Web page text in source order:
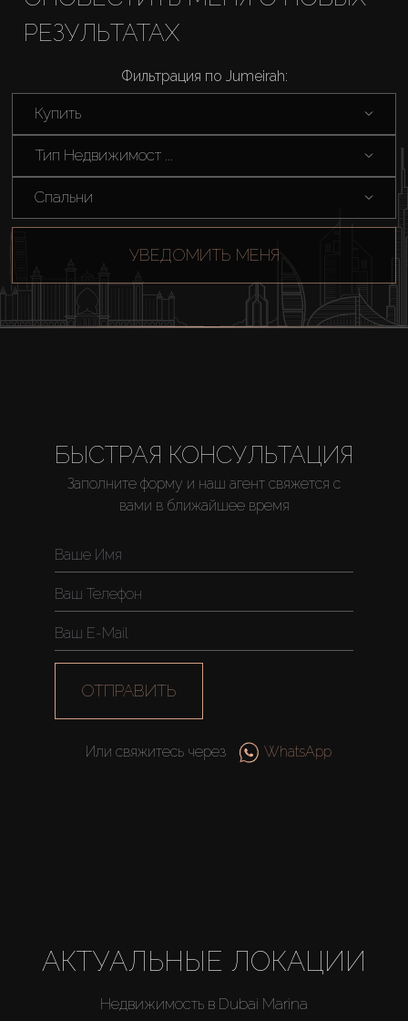
Аренда
Новостройки
AX Journal
Агенты
РЕЗУЛЬТАТАХ
Фильтрация по Jumeirah:
Купить
Тип Недвижимост ...
Спальни
УВЕДОМИТЬ МЕНЯ
БЫСТРАЯ КОНСУЛЬТАЦИЯ
Заполните форму и наш агент свяжется с
вами в ближайшее время
ОТПРАВИТЬ
Или свяжитесь через WhatsApp
АКТУАЛЬНЫЕ ЛОКАЦИИ
Недвижимость в Dubai Marina